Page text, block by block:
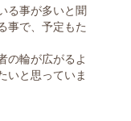
る事が多いと聞
事で、予定もた
の輪が広がるよ
いと思っていま